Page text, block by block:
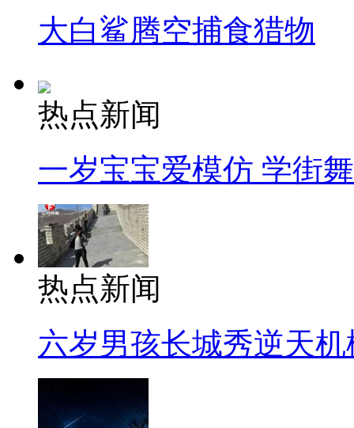
大白鲨腾空捕食猎物
热点新闻
一岁宝宝爱模仿 学街
热点新闻
六岁男孩长城秀逆天机